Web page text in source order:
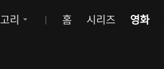
리 홈 시리즈 영화